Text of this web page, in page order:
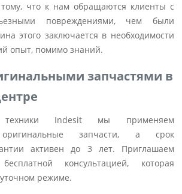
что к нам обращаются клиенты с
повреждениями, чем были
этого заключается в необходимости
опыт, помимо знаний.
запчастями в
Indesit мы применяем
оригинальные запчасти, а срок
активен до 3 лет. Приглашаем
бесплатной консультацией, которая
режиме.